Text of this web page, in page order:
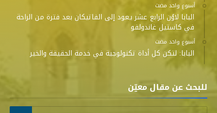
‫‫‫‏‫أسبوع واحد مضت‬
البابا لاوُن الرابع عشر يعود إلى الفاتيكان بعد فترة من الراحة
في كاستيل غاندولفو
‫‫‫‏‫أسبوع واحد مضت‬
البابا: لتكن كل أداة تكنولوجية في خدمة الحقيقة والخير
للبحث عن مقال معيّن
البحث عن: